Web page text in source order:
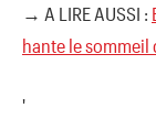
→ A LIRE AUSSI :
hante le sommeil
'